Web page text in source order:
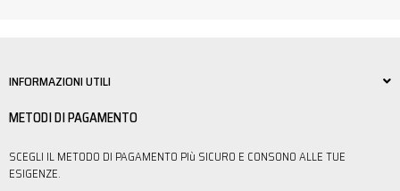
INFORMAZIONI UTILI
METODI DI PAGAMENTO
SCEGLI IL METODO DI PAGAMENTO PIù SICURO E CONSONO ALLE TUE
ESIGENZE.